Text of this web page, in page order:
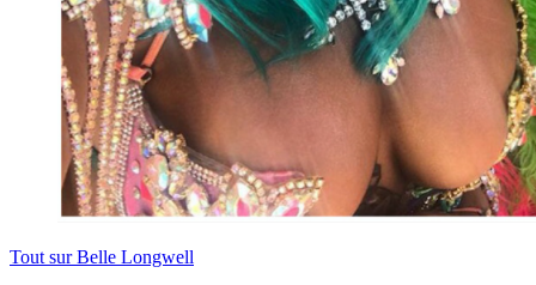
Tout surBelle Longwell